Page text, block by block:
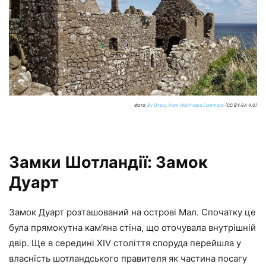
Фото: By Dirtsc, from Wikimedia Commons (CC BY-SA 4.0)
Замки Шотландії: Замок
Дуарт
Замок Дуарт розташований на острові Мал. Спочатку це
була прямокутна кам’яна стіна, що оточувала внутрішній
двір. Ще в середині XIV століття споруда перейшла у
власність шотландського правителя як частина посагу